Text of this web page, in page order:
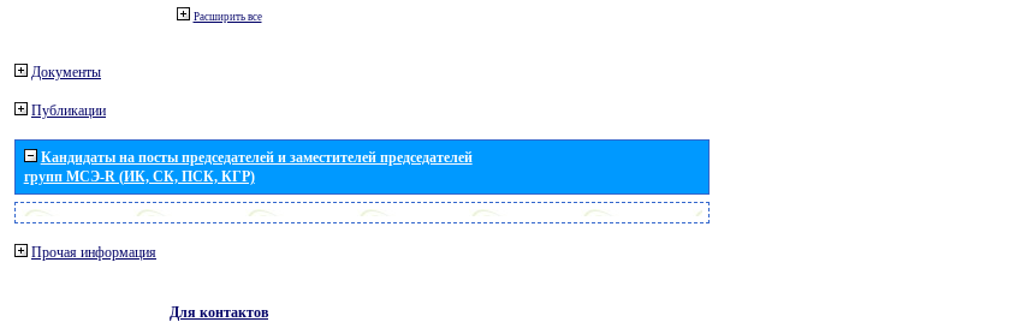
Расширить все
Документы
Публикации
Кандидаты на посты председателей и заместителей председателей
групп МСЭ-R (ИК, СК, ПСК, КГР)
Прочая информация
Для контактов